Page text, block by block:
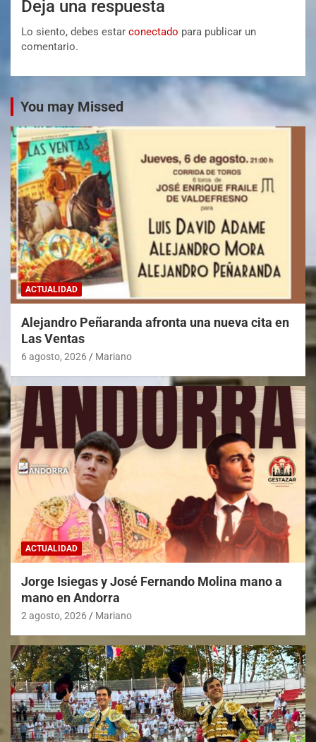
Deja una respuesta
Lo siento, debes estar conectado para publicar un
comentario.
You may Missed
ACTUALIDAD
Alejandro Peñaranda afronta una nueva cita en
Las Ventas
6 agosto, 2026 Mariano
ACTUALIDAD
Jorge Isiegas y José Fernando Molina mano a
mano en Andorra
2 agosto, 2026 Mariano